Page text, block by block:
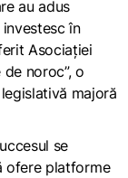
au adus
în
Asociației
noroc”, o
majoră
se
ofere platforme